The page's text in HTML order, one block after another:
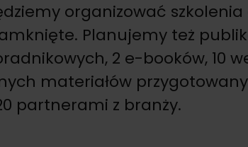
organizować
Planujemy też
2 e-booków, 10
materiałów
partnerami z branży.